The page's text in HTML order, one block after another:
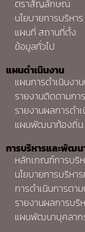
ตราสัญลักษณ์
นโยบายการบริหาร
แผนที่ สถานที่ตั้ง
ข้อมูลทั่วไป
แผนดำเนินงาน
แผนการดำเนินงา
รายงานติดตามก
รายงานผลการดำ
แผนพัฒนาท้องถิ่น
การบริหารและพัฒ
หลักเกณฑ์การบริ
นโยบายการบริห
การดำเนินการตา
รายงานผลการบ
แผนพัฒนาบุคลาก